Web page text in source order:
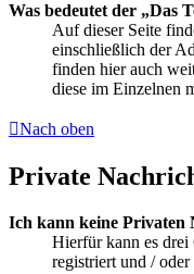
Was bedeutet der „Das
Auf dieser Seite
einschließlich der
finden hier auch
diese im Einzelnen
Nach oben
Private
Ich kann keine Privaten
Hierfür kann es drei
registriert und /